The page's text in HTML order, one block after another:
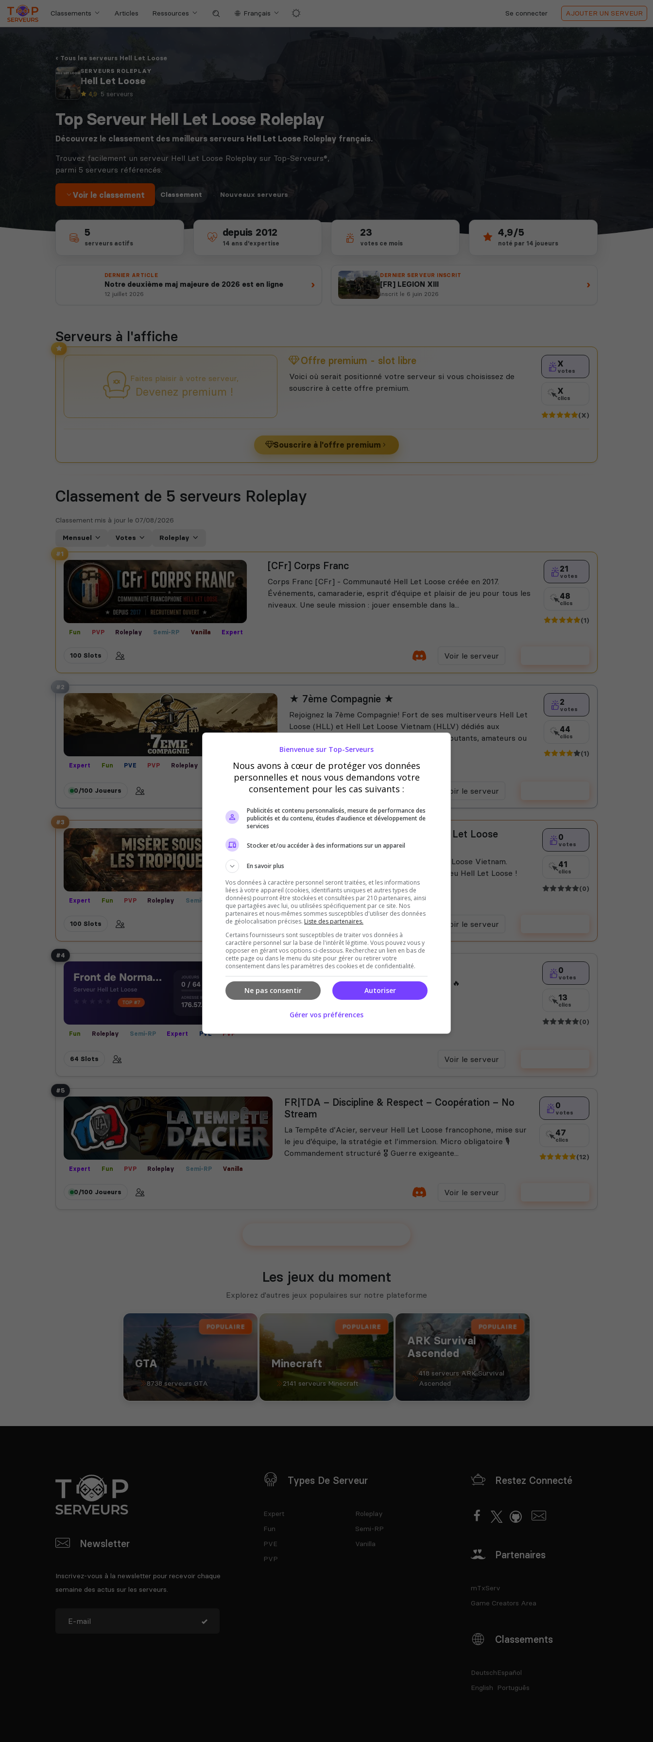
Classements Articles Ressources Français Se connecter AJOUTER UN SERVEUR
Tous les serveurs Hell Let Loose
SERVEURS ROLEPLAY
Hell Let Loose
4,9· 5 serveurs
Top Serveur Hell Let Loose Roleplay
Découvrez le classement des meilleurs serveurs Hell Let Loose Roleplay français.
Trouvez facilement un serveur Hell Let Loose Roleplay sur Top-Serveurs®,
parmi 5 serveurs référencés.
Voir le classement Classement · Nouveaux serveurs
5
serveurs actifs
depuis 2012
14 ans d'expertise
23
votes ce mois
4,9/5
noté par 14 joueurs
DERNIER ARTICLE
Notre deuxième maj majeure de 2026 est en ligne
12 juillet 2026
›
DERNIER SERVEUR INSCRIT
[FR] LEGION XIII
inscrit le 6 juin 2026
›
Serveurs à l'affiche
Faites plaisir à votre serveur,
Devenez premium !
Offre premium - slot libre
Voici où serait positionné votre serveur si vous choisissez de
souscrire à cette offre premium.
X
votes
X
clics
(X)
Souscrire à l'offre premium
Classement de 5 serveurs Roleplay
Classement mis à jour le 07/08/2026
Mensuel Votes Roleplay
#1
Fun PVP Roleplay Semi-RP Vanilla Expert
[CFr] Corps Franc
Corps Franc [CFr] - Communauté Hell Let Loose créée en 2017.
Événements, camaraderie, esprit d'équipe et plaisir de jeu pour tous les
niveaux. Une seule mission : jouer ensemble dans la...
21
votes
48
clics
(1)
100 Slots Voir le serveur
#2
Expert Fun PVE PVP Roleplay
Semi-RP
★ 7ème Compagnie ★
Rejoignez la 7ème Compagnie! Fort de ses multiserveurs Hell Let
Loose (HLL) et Hell Let Loose Vietnam (HLLV) dédiés aux
francophones, il y a une place pour tous: débutants, amateurs ou
experts...
2
votes
44
clics
(1)
0/100 Joueurs Voir le serveur
#3
Expert Fun PVP Roleplay Semi-RP
🌴Misère Sous Les Tropiques 🌴Hell Let Loose
Vietnam
Communauté francophone dédiée à Hell Let Loose Vietnam.
NOUVEAU 2026 : Rejoins notre serveur de jeu Hell Let Loose !
[RECRUTEMENT OUVERT]
0
votes
41
clics
(0)
100 Slots Voir le serveur
#4
Fun Roleplay Semi-RP Expert PVE
PVP
Front de Normandie 1944
🔥 Serveur public réaliste HELL LET LOOSE 🔥
0
votes
13
clics
(0)
64 Slots Voir le serveur
#5
Expert Fun PVP Roleplay Semi-RP Vanilla
FR|TDA – Discipline & Respect – Coopération – No
Stream
La Tempête d’Acier, serveur Hell Let Loose francophone, mise sur
le jeu d’équipe, la stratégie et l’immersion. Micro obligatoire 🎙️
Commandement structuré 🎖️ Guerre exigeante...
0
votes
47
clics
(12)
0/100 Joueurs Voir le serveur
Les jeux du moment
Explorez d'autres jeux populaires sur notre plateforme
POPULAIRE
GTA
8738 serveurs GTA
POPULAIRE
Minecraft
2141 serveurs Minecraft
POPULAIRE
ARK Survival
Ascended
418 serveurs ARK Survival
Ascended
Newsletter
Inscrivez-vous à la newsletter pour recevoir chaque
semaine des actus sur les serveurs.
Types De Serveur
Expert
Fun
PVE
PVP
Roleplay
Semi-RP
Vanilla
Restez Connecté
Partenaires
mTxServ
Game Creators Area
Classements
Deutsch
English
Español
Português
Bienvenue sur Top-Serveurs
Nous avons à cœur de protéger vos données
personnelles et nous vous demandons votre
consentement pour les cas suivants :
Publicités et contenu personnalisés, mesure de performance des
publicités et du contenu, études d’audience et développement de
services
Stocker et/ou accéder à des informations sur un appareil
En savoir plus
Vos données à caractère personnel seront traitées, et les informations
liées à votre appareil (cookies, identifiants uniques et autres types de
données) pourront être stockées et consultées par 210 partenaires, ainsi
que partagées avec lui, ou utilisées spécifiquement par ce site. Nos
partenaires et nous-mêmes sommes susceptibles d'utiliser des données
de géolocalisation précises. Liste des partenaires.
Certains fournisseurs sont susceptibles de traiter vos données à
caractère personnel sur la base de l'intérêt légitime. Vous pouvez vous y
opposer en gérant vos options ci-dessous. Recherchez un lien en bas de
cette page ou dans le menu du site pour gérer ou retirer votre
consentement dans les paramètres des cookies et de confidentialité.
Autoriser
Ne pas consentir
Gérer vos préférences